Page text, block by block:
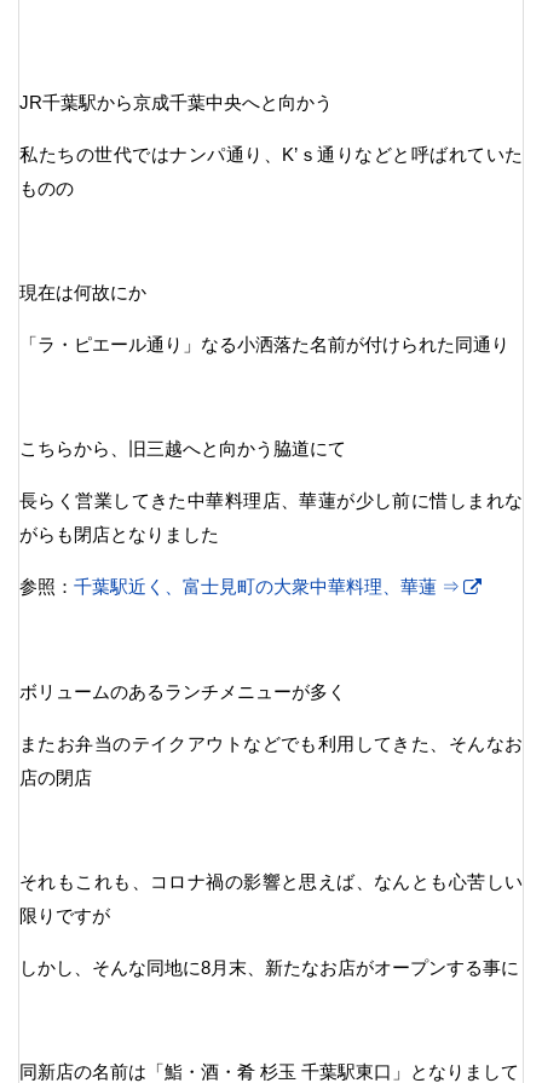
JR千葉駅から京成千葉中央へと向かう
私たちの世代ではナンパ通り、K’ｓ通りなどと呼ばれていた
ものの
現在は何故にか
「ラ・ピエール通り」なる小洒落た名前が付けられた同通り
こちらから、旧三越へと向かう脇道にて
長らく営業してきた中華料理店、華蓮が少し前に惜しまれな
がらも閉店となりました
参照： 千葉駅近く、富士見町の大衆中華料理、華蓮 ⇒
ボリュームのあるランチメニューが多く
またお弁当のテイクアウトなどでも利用してきた、そんなお
店の閉店
それもこれも、コロナ禍の影響と思えば、なんとも心苦しい
限りですが
しかし、そんな同地に8月末、新たなお店がオープンする事に
同新店の名前は「鮨・酒・肴 杉玉 千葉駅東口」となりまして